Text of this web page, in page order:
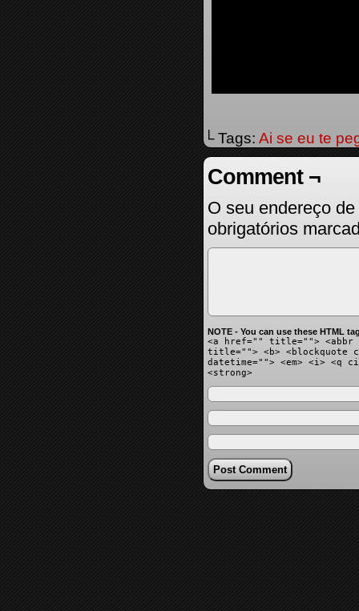
└ Tags: Ai se eu te
Comment ¬
O seu endereço
obrigatórios
NOTE - You can use these HTML
<a href="" title=""> <abbr
title=""> <b> <blockquote
datetime=""> <em> <i> <q
<strong>